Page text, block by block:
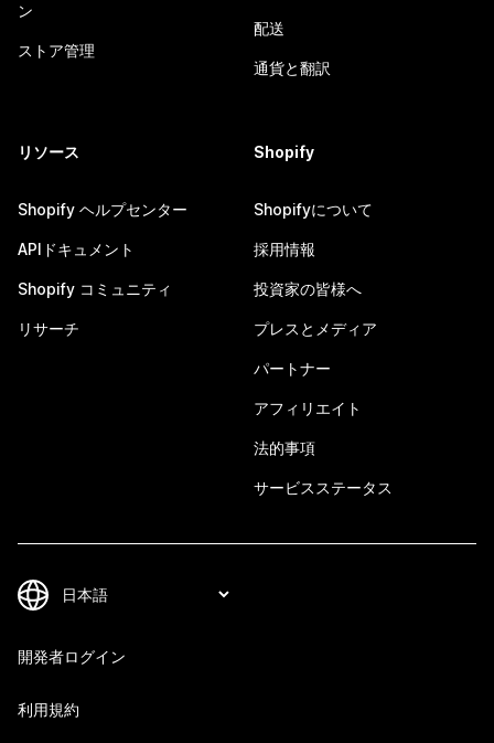
ン
ストア管理
配送
通貨と翻訳
リソース
Shopify ヘルプセンター
APIドキュメント
Shopify コミュニティ
リサーチ
Shopify
Shopifyについて
採用情報
投資家の皆様へ
プレスとメディア
パートナー
アフィリエイト
法的事項
サービスステータス
開発者ログイン
利用規約